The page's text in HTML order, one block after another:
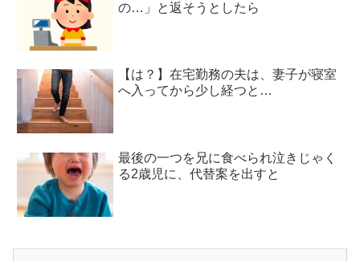
の…」と返そうとしたら
【は？】在宅勤務の夫は、妻子が寝室
へ入ってから少し経つと…
最後の一つを兄に食べられ泣きじゃく
る2歳児に、代替案を出すと